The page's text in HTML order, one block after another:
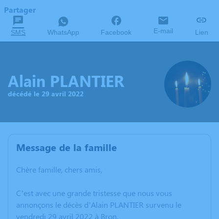
Partager
SMS WhatsApp Facebook E-mail Lien
Alain PLANTIER
décédé le 29 avril 2022
Message de la famille
Chère famille, chers amis,
C’est avec une grande tristesse que nous vous
annonçons le décès d’Alain PLANTIER survenu le
vendredi 29 avril 2022 à Bron.